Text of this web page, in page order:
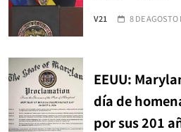
V21 8 DE AGOSTO
EEUU:
día de
por sus 201